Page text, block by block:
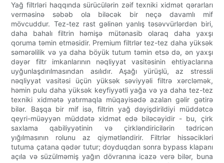
Yağ filtrləri haqqında sürücülərin zəif texniki xidmət qərarları
verməsinə səbəb ola biləcək bir neçə davamlı mif
mövcuddur. Tez-tez rast gəlinən yanlış təsəvvürlərdən biri,
daha bahalı filtrin həmişə mütənasib olaraq daha yaxşı
qoruma təmin etməsidir. Premium filtrlər tez-tez daha yüksək
səmərəlilik və ya daha böyük tutum təmin etsə də, ən yaxşı
dəyər filtr imkanlarının nəqliyyat vasitəsinin ehtiyaclarına
uyğunlaşdırılmasından asılıdır. Aşağı yürüşlü, az stressli
nəqliyyat vasitəsi üçün yüksək səviyyəli filtrə xərcləmək,
həmin pulu daha yüksək keyfiyyətli yağa və ya daha tez-tez
texniki xidmətə yatırmaqla müqayisədə azalan gəlir gətirə
bilər. Başqa bir mif isə, filtrin yağ dəyişdirildiyi müddətcə
qeyri-müəyyən müddətə xidmət edə biləcəyidir - bu, çirk
saxlama qabiliyyətinin və çirkləndiricilərin tədricən
yığılmasının rolunu az qiymətləndirir. Filtrlər hissəcikləri
tutuma çatana qədər tutur; doyduqdan sonra bypass klapanı
açıla və süzülməmiş yağın dövranına icazə verə bilər, buna